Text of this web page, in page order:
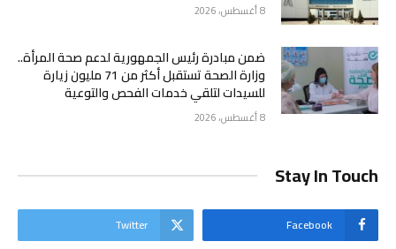
8 أغسطس، 2026
ضمن مبادرة رئيس الجمهورية لدعم صحة المرأة..
وزارة الصحة تستقبل أكثر من 71 مليون زيارة
للسيدات لتلقي خدمات الفحص والتوعية
8 أغسطس، 2026
Stay In Touch
Facebook
Twitter